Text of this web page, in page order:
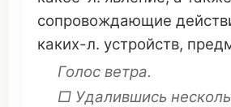
сопровождающие
каких-л. устройств,
Голос ветра.
□ Удалившись